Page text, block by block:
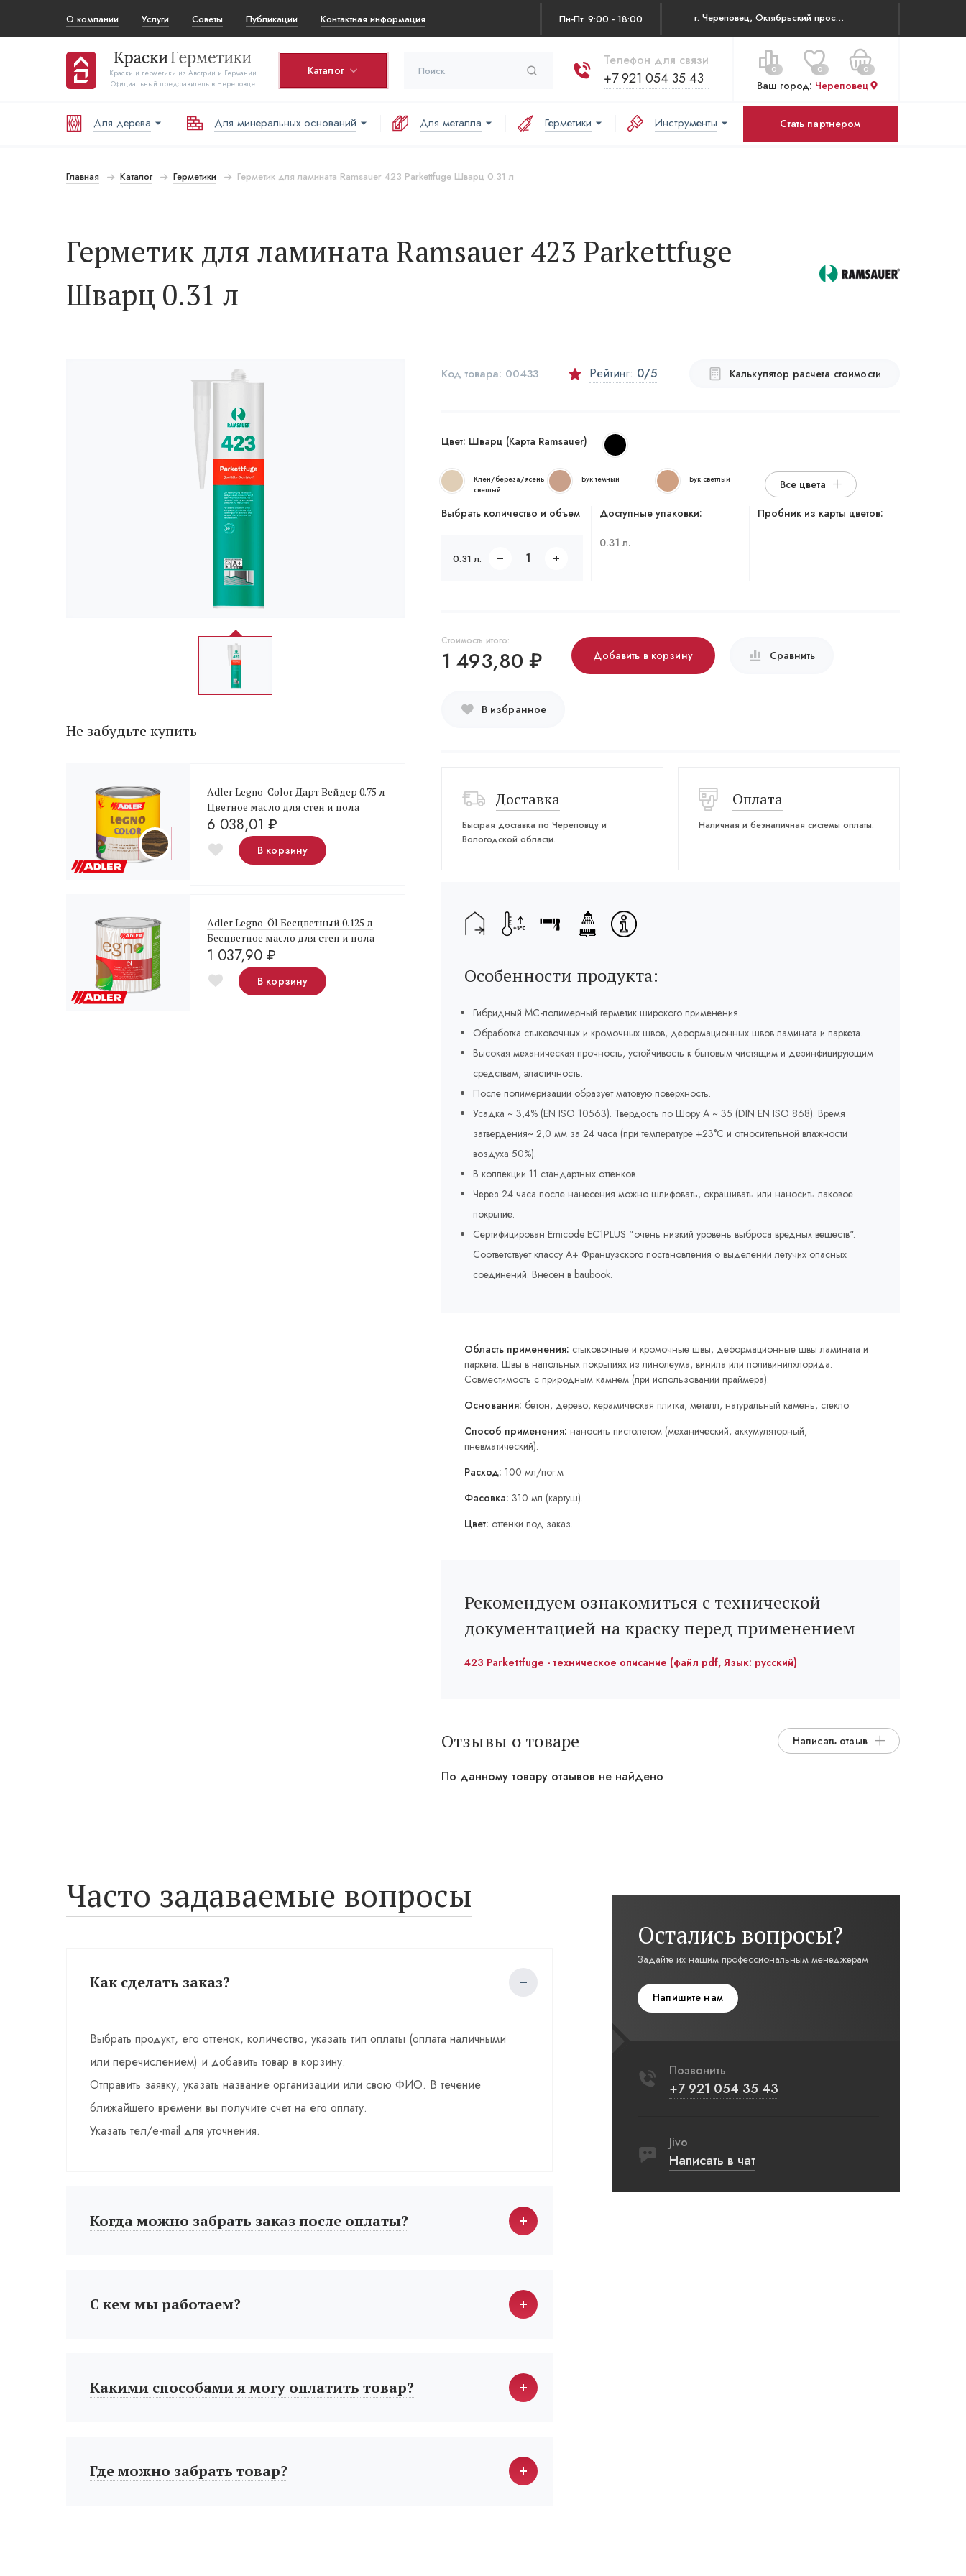
О компании Услуги Советы Публикации Контактная информация Пн-Пт: 9:00 - 18:00 г. Череповец, Октябрьский проспект 83
Краски и герметики из Австрии и Германии
Официальный представитель в Череповце
Каталог
Телефон для связи
+7 921 054 35 43
0 0 0
Корзина Цена за все:
Перейти в корзину
Ваш город: Череповец
Для дерева Для минеральных оснований Для металла Герметики Инструменты Стать партнером
Главная Каталог Герметики Герметик для ламината Ramsauer 423 Parkettfuge Шварц 0.31 л
Герметик для ламината Ramsauer 423 Parkettfuge
Шварц 0.31 л
Не забудьте купить
Adler Legno-Color Дарт Вейдер 0.75 л
Цветное масло для стен и пола
6 038,01 ₽
В корзину
Adler Legno-Öl Бесцветный 0.125 л
Бесцветное масло для стен и пола
1 037,90 ₽
В корзину
Код товара: 00433 Рейтинг: 0/5 Калькулятор расчета стоимости
Цвет: Шварц (Карта Ramsauer)
Клен/береза/ясень
светлый
Бук темный Бук светлый
Все цвета
Выбрать количество и объем
0.31 л.
Доступные упаковки:
0.31 л.
Пробник из карты цветов:
Стоимость итого:
1 493,80 ₽ Добавить в корзину Сравнить
В избранное
Доставка
Быстрая доставка по Череповцу и
Вологодской области.
Оплата
Наличная и безналичная системы оплаты.
Особенности продукта:
Гибридный МС-полимерный герметик широкого применения.
Обработка стыковочных и кромочных швов, деформационных швов ламината и паркета.
Высокая механическая прочность, устойчивость к бытовым чистящим и дезинфицирующим
средствам, эластичность.
После полимеризации образует матовую поверхность.
Усадка ~ 3,4% (EN ISO 10563). Твердость по Шору А ~ 35 (DIN EN ISO 868). Время
затвердения~ 2,0 мм за 24 часа (при температуре +23°C и относительной влажности
воздуха 50%).
В коллекции 11 стандартных оттенков.
Через 24 часа после нанесения можно шлифовать, окрашивать или наносить лаковое
покрытие.
Сертифицирован Emicode EC1PLUS "очень низкий уровень выброса вредных веществ".
Соответствует классу A+ Французского постановления о выделении летучих опасных
соединений. Внесен в baubook.
Область применения: стыковочные и кромочные швы, деформационные швы ламината и
паркета. Швы в напольных покрытиях из линолеума, винила или поливинилхлорида.
Совместимость с природным камнем (при использовании праймера).
Основания: бетон, дерево, керамическая плитка, металл, натуральный камень, cтекло.
Способ применения: наносить пистолетом (механический, аккумуляторный,
пневматический).
Расход: 100 мл/пог.м
Фасовка: 310 мл (картуш).
Цвет: оттенки под заказ.
Рекомендуем ознакомиться с технической
документацией на краску перед применением
423 Parkettfuge - техническое описание (файл pdf, Язык: русский)
Отзывы о товаре Написать отзыв
По данному товару отзывов не найдено
Часто задаваемые вопросы
Как сделать заказ?
Выбрать продукт, его оттенок, количество, указать тип оплаты (оплата наличными
или перечислением) и добавить товар в корзину.
Отправить заявку, указать название организации или свою ФИО. В течение
ближайшего времени вы получите счет на его оплату.
Указать тел/e-mail для уточнения.
Когда можно забрать заказ после оплаты?
С кем мы работаем?
Какими способами я могу оплатить товар?
Где можно забрать товар?
Остались вопросы?
Задайте их нашим профессиональным менеджерам
Напишите нам
Позвонить
+7 921 054 35 43
Jivo
Написать в чат